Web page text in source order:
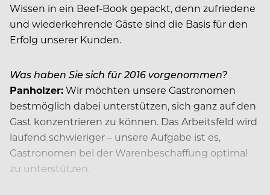
Wissen in ein Beef-Book gepackt, denn zufriedene
und wiederkehrende Gäste sind die Basis für den
Erfolg unserer Kunden.
Was haben Sie sich für 2016 vorgenommen?
Panholzer:Wir möchten unsere Gastronomen
bestmöglich dabei unterstützen, sich ganz auf den
Gast konzentrieren zu können. Das Arbeitsfeld wird
laufend schwieriger – unsere Aufgabe ist es,
Gastronomen bei der Warenbeschaffung optimal
zu unterstützen.